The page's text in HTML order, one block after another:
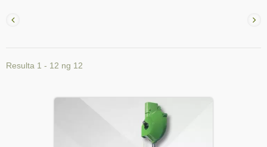
Resulta 1 - 12 ng 12